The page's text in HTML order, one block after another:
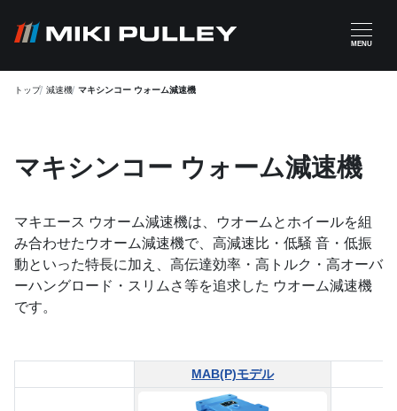
MENU
トップ 減速機 マキシンコー ウォーム減速機
マキシンコー ウォーム減速機
マキエース ウオーム減速機は、ウオームとホイールを組
み合わせたウオーム減速機で、高減速比・低騒 音・低振
動といった特長に加え、高伝達効率・高トルク・高オーバ
ーハングロード・スリムさ等を追求した ウオーム減速機
です。
MAB(P)モデル